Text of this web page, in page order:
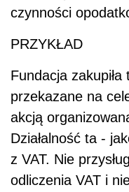
czynności
PRZYKŁAD
Fundacja
przekazane na
akcją
Działalność ta -
z VAT. Nie
odliczenia VAT i